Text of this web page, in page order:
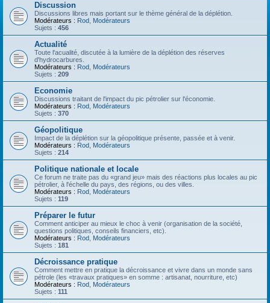
Discussion
Discussions libres mais portant sur le thème général de la déplétion.
Modérateurs : Rod Modérateurs
Sujets : 456
Actualité
Toute l'acualité, discutée à la lumière de la déplétion des réserves
d'hydrocarbures.
Modérateurs : Rod Modérateurs
Sujets : 209
Economie
Discussions traitant de l'impact du pic pétrolier sur l'économie.
Modérateurs : Rod Modérateurs
Sujets : 370
Géopolitique
Impact de la déplétion sur la géopolitique présente, passée et à venir.
Modérateurs : Rod Modérateurs
Sujets : 214
Politique nationale et locale
Ce forum ne traite pas du «grand jeu» mais des réactions plus locales au pic
pétrolier, à l'échelle du pays, des régions, ou des villes.
Modérateurs : Rod Modérateurs
Sujets : 119
Préparer le futur
Comment anticiper au mieux le choc à venir (organisation de la société,
questions politiques, conseils financiers, etc).
Modérateurs : Rod Modérateurs
Sujets : 181
Décroissance pratique
Comment mettre en pratique la décroissance et vivre dans un monde sans
pétrole (les «travaux pratiques» en somme : artisanat, nourriture, etc)
Modérateurs : Rod Modérateurs
Sujets : 111